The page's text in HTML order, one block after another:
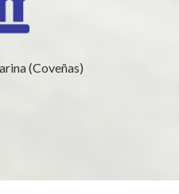
(Coveñas)